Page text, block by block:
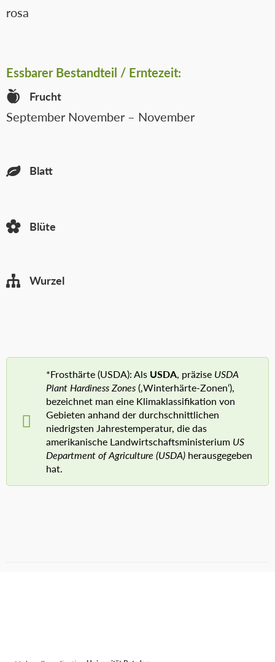
rosa
EssbarerBestandteil / Erntezeit:
Frucht
September November – November
Blatt
Blüte
Wurzel
*Frosthärte (USDA): Als USDA, präzise USDA
Plant Hardiness Zones(‚Winterhärte-Zonen‘),
bezeichnet man eine Klimaklassifikation von
Gebieten anhand der durchschnittlichen
niedrigsten Jahrestemperatur, die das
amerikanische Landwirtschaftsministerium US
Department of Agriculture (USDA) herausgegeben
hat.